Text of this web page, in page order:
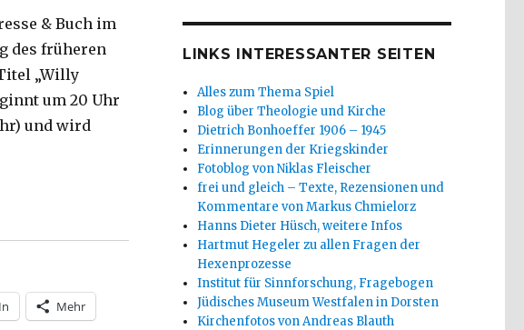
& Buch im
des früheren
„Willy
um 20 Uhr
und wird
Stadtbahnhof Iserlohn“
Mehr
LINKS INTERESSANTER SEITEN
Alles zum Thema Spiel
Blog über Theologie und Kirche
Dietrich Bonhoeffer 1906 – 1945
Erinnerungen der Kriegskinder
Fotoblog von Niklas Fleischer
frei und gleich – Texte, Rezensionen und
Kommentare von Markus Chmielorz
Hanns Dieter Hüsch, weitere Infos
Hartmut Hegeler zu allen Fragen der
Hexenprozesse
Institut für Sinnforschung, Fragebogen
Jüdisches Museum Westfalen in Dorsten
Kirchenfotos von Andreas Blauth